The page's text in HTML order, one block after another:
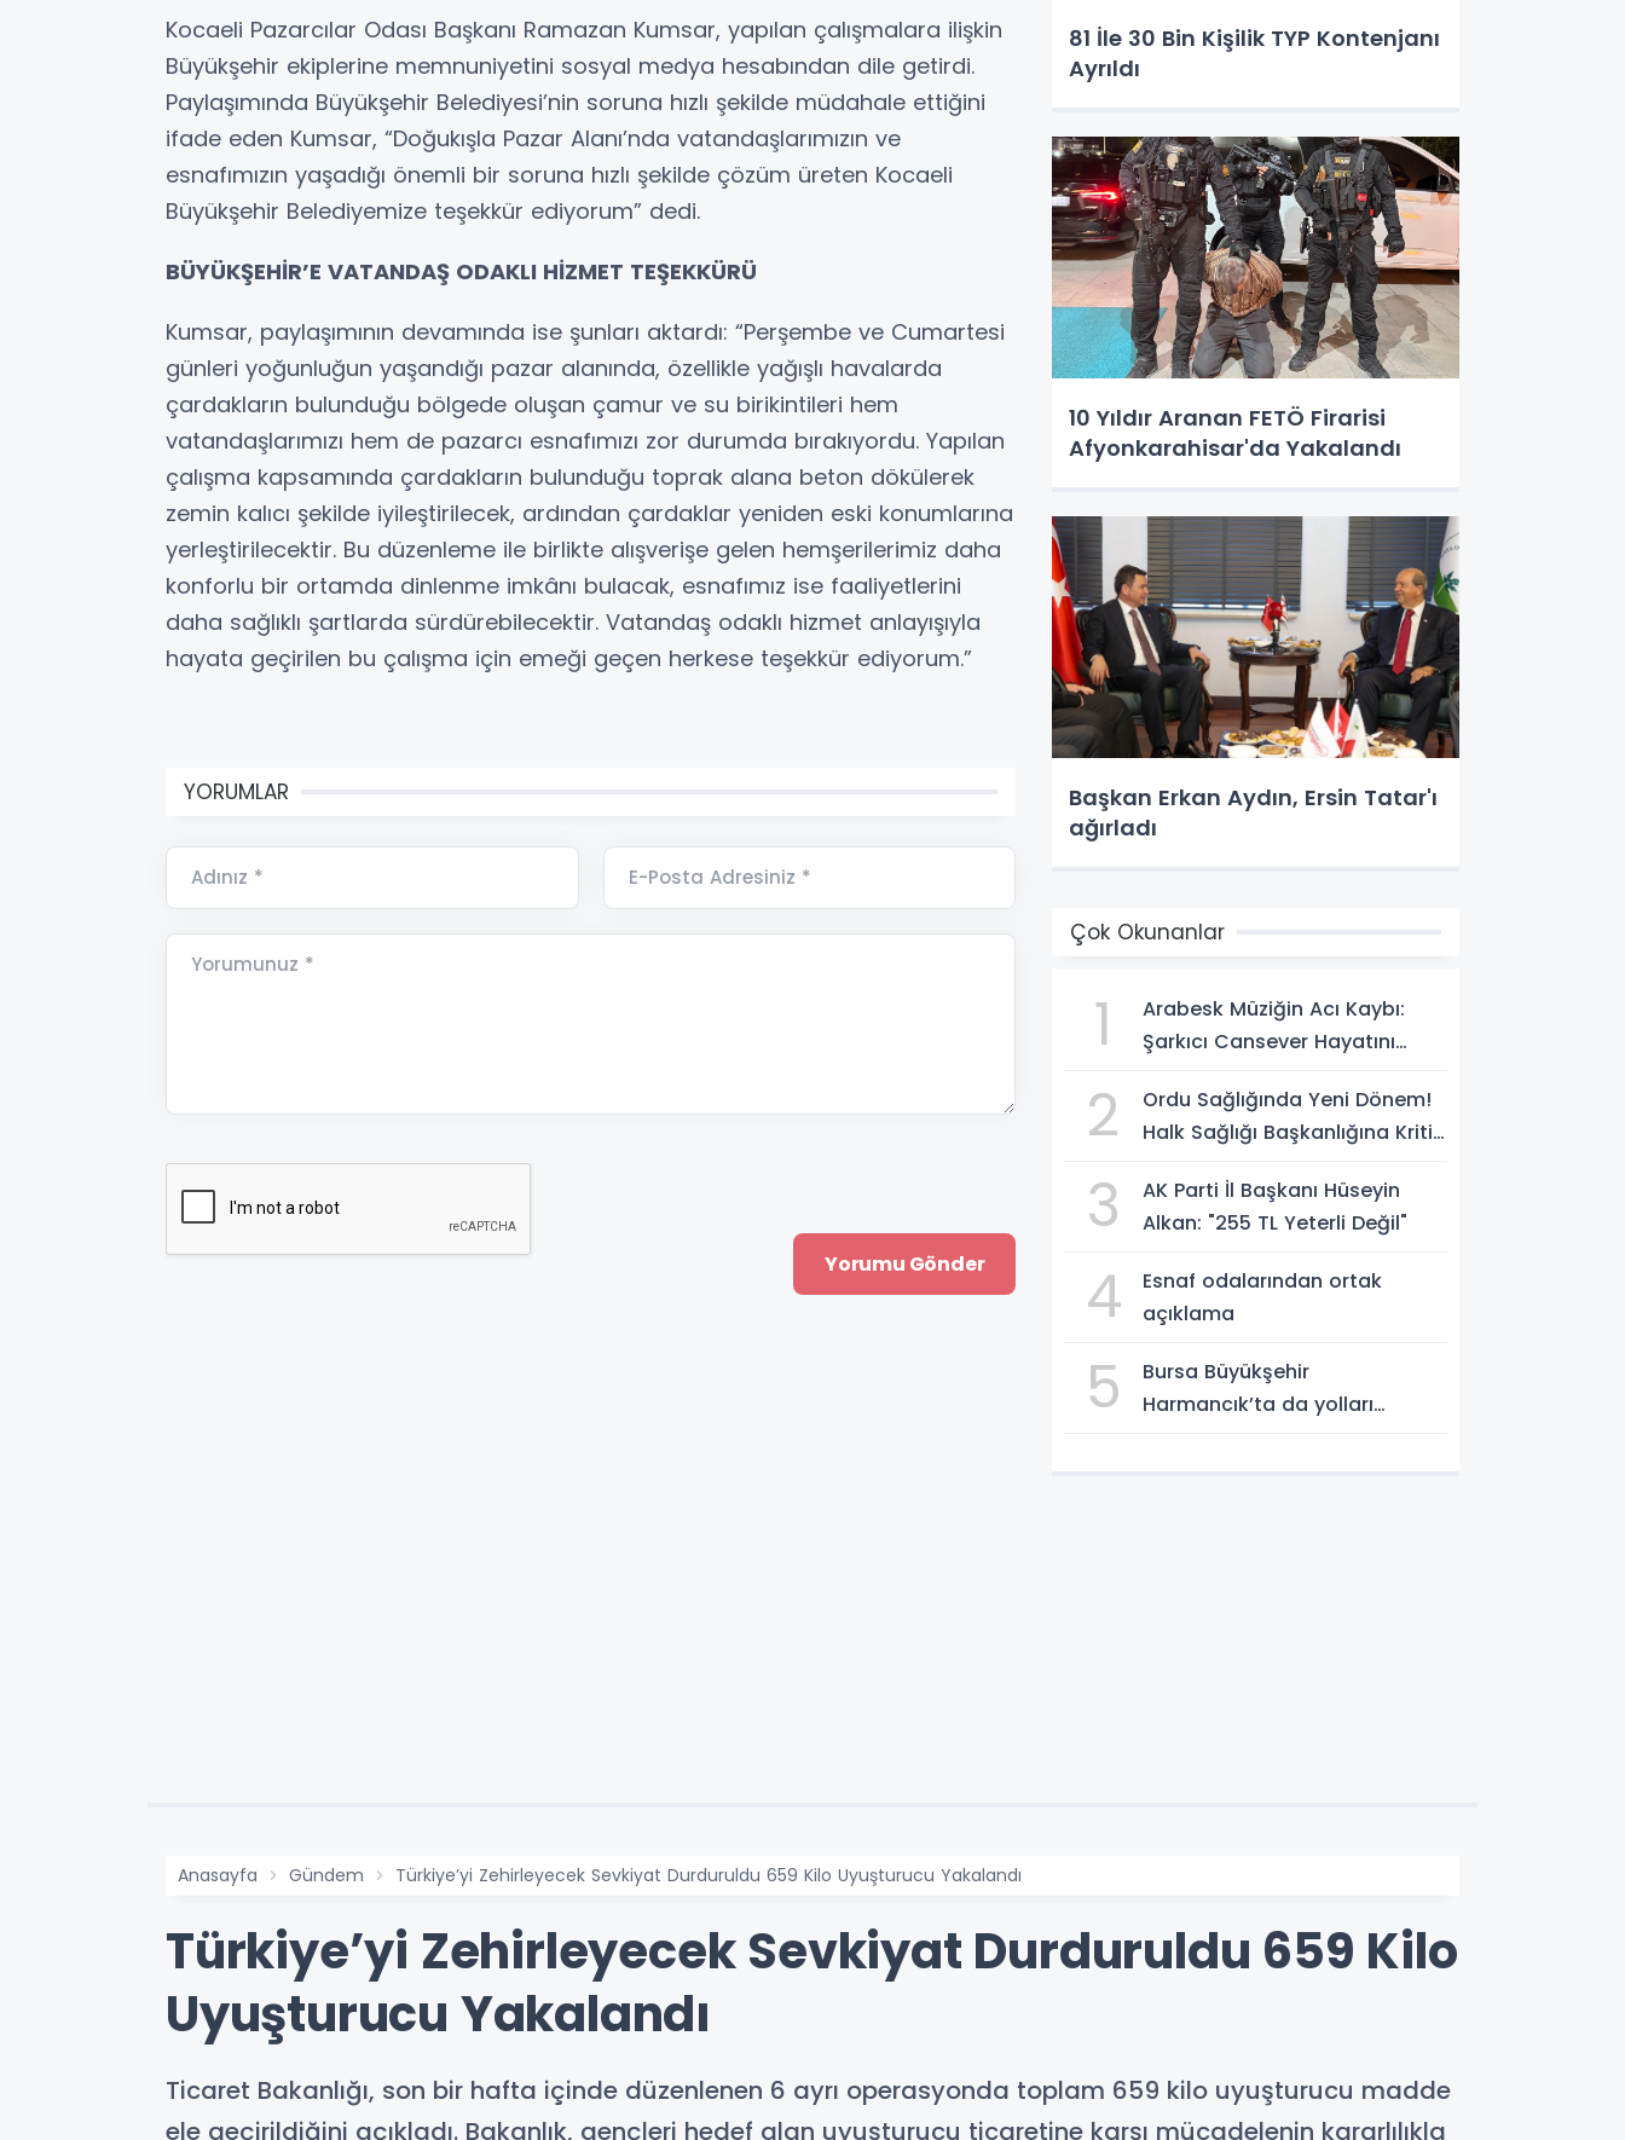
Kocaeli Pazarcılar Odası Başkanı Ramazan Kumsar, yapılan çalışmalara ilişkin
Büyükşehir ekiplerine memnuniyetini sosyal medya hesabından dile getirdi.
Paylaşımında Büyükşehir Belediyesi’nin soruna hızlı şekilde müdahale ettiğini
ifade eden Kumsar, “Doğukışla Pazar Alanı’nda vatandaşlarımızın ve
esnafımızın yaşadığı önemli bir soruna hızlı şekilde çözüm üreten Kocaeli
Büyükşehir Belediyemize teşekkür ediyorum” dedi.
BÜYÜKŞEHİR’E VATANDAŞ ODAKLI HİZMET TEŞEKKÜRÜ
Kumsar, paylaşımının devamında ise şunları aktardı: “Perşembe ve Cumartesi
günleri yoğunluğun yaşandığı pazar alanında, özellikle yağışlı havalarda
çardakların bulunduğu bölgede oluşan çamur ve su birikintileri hem
vatandaşlarımızı hem de pazarcı esnafımızı zor durumda bırakıyordu. Yapılan
çalışma kapsamında çardakların bulunduğu toprak alana beton dökülerek
zemin kalıcı şekilde iyileştirilecek, ardından çardaklar yeniden eski konumlarına
yerleştirilecektir. Bu düzenleme ile birlikte alışverişe gelen hemşerilerimiz daha
konforlu bir ortamda dinlenme imkânı bulacak, esnafımız ise faaliyetlerini
daha sağlıklı şartlarda sürdürebilecektir. Vatandaş odaklı hizmet anlayışıyla
hayata geçirilen bu çalışma için emeği geçen herkese teşekkür ediyorum.”
YORUMLAR
Adınız * E-Posta Adresiniz *
Yorumunuz *
81 İle 30 Bin Kişilik TYP Kontenjanı
Ayrıldı
10 Yıldır Aranan FETÖ Firarisi
Afyonkarahisar'da Yakalandı
Başkan Erkan Aydın, Ersin Tatar'ı
ağırladı
Çok Okunanlar
1
Arabesk Müziğin Acı Kaybı:
Şarkıcı Cansever Hayatını
2
Ordu Sağlığında Yeni Dönem!
Halk Sağlığı Başkanlığına Kritik
3
AK Parti İl Başkanı Hüseyin
Alkan: "255 TL Yeterli Değil"
4
Esnaf odalarından ortak
açıklama
5
Bursa Büyükşehir
Harmancık’ta da yolları
Anasayfa Gündem Türkiye’yi Zehirleyecek Sevkiyat Durduruldu 659 Kilo Uyuşturucu Yakalandı
Türkiye’yi Zehirleyecek Sevkiyat Durduruldu 659 Kilo
Uyuşturucu Yakalandı
Ticaret Bakanlığı, son bir hafta içinde düzenlenen 6 ayrı operasyonda toplam 659 kilo uyuşturucu madde
ele geçirildiğini açıkladı. Bakanlık, gençleri hedef alan uyuşturucu ticaretine karşı mücadelenin kararlılıkla